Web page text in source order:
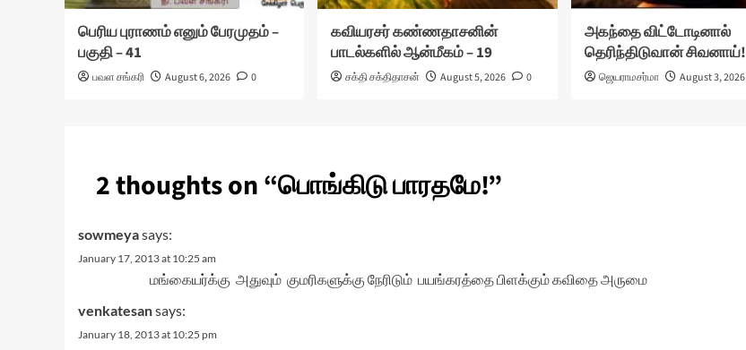
பெரிய புராணம் எனும் பேரமுதம் –
பகுதி – 41
பவள சங்கரி August 6, 2026 0
கவியரசர் கண்ணதாசனின்
பாடல்களில் ஆன்மீகம் – 19
சக்தி சக்திதாசன் August 5, 2026 0
அகந்தை விட்டோடினால்
தெரிந்திடுவான் சிவனாய்!
ஜெயராமசர்மா August 3, 2026
2 thoughts on “பொங்கிடு பாரதமே!”
sowmeyasays:
January 17, 2013 at 10:25 am
மங்கையர்க்கு அதுவும் குமரிகளுக்கு நேரிடும் பயங்கரத்தை பிளக்கும் கவிதை அருமை
venkatesansays:
January 18, 2013 at 10:25 pm